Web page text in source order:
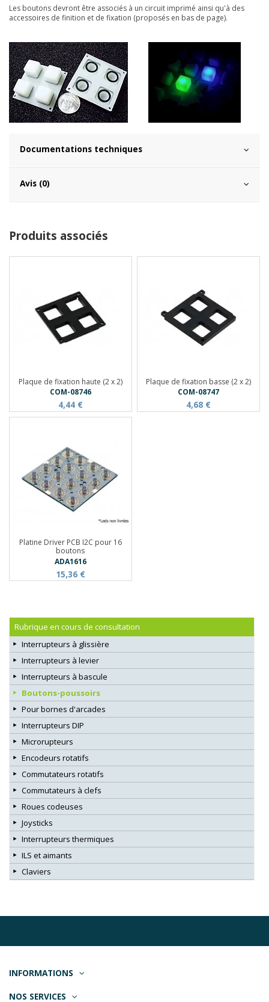
Les boutons devront être associés à un circuit imprimé ainsi qu'à des
accessoires de finition et de fixation (proposés en bas de page).
Documentations techniques
Avis (0)
Produits associés
Plaque de fixation haute (2 x 2)
COM-08746
4,44 €
Plaque de fixation basse (2 x 2)
COM-08747
4,68 €
Platine Driver PCB I2C pour 16
boutons
ADA1616
15,36 €
Rubrique en cours de consultation
Interrupteurs à glissière
Interrupteurs à levier
Interrupteurs à bascule
Boutons-poussoirs
Pour bornes d'arcades
Interrupteurs DIP
Microrupteurs
Encodeurs rotatifs
Commutateurs rotatifs
Commutateurs à clefs
Roues codeuses
Joysticks
Interrupteurs thermiques
ILS et aimants
Claviers
INFORMATIONS
NOS SERVICES